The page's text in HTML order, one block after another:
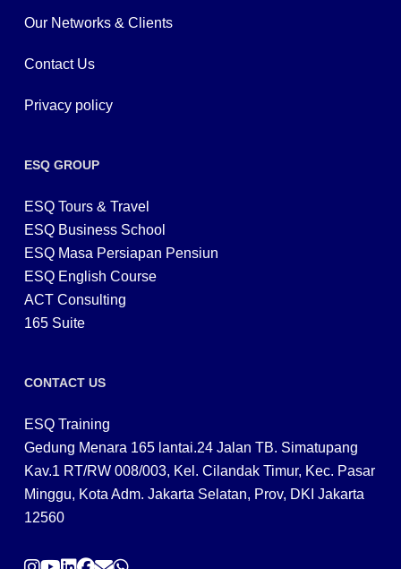
Our Networks & Clients
Contact Us
Privacy policy
ESQ GROUP
ESQ Tours & Travel
ESQ Business School
ESQ Masa Persiapan Pensiun
ESQ English Course
ACT Consulting
165 Suite
CONTACT US
ESQ Training
Gedung Menara 165 lantai.24 Jalan TB. Simatupang
Kav.1 RT/RW 008/003, Kel. Cilandak Timur, Kec. Pasar
Minggu, Kota Adm. Jakarta Selatan, Prov, DKI Jakarta
12560